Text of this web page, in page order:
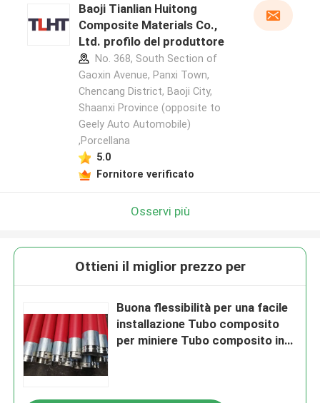
Baoji Tianlian Huitong
Composite Materials Co.,
Ltd. profilo del produttore
No. 368, South Section of
Gaoxin Avenue, Panxi Town,
Chencang District, Baoji City,
Shaanxi Province (opposite to
Geely Auto Automobile)
,Porcellana
5.0
Fornitore verificato
Osservi più
Ottieni il miglior prezzo per
Buona flessibilità per una facile
installazione Tubo composito
per miniere Tubo composito in